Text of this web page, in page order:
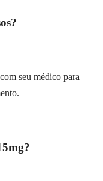
seu médico para